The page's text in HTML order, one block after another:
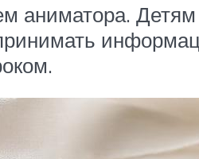
аниматора.